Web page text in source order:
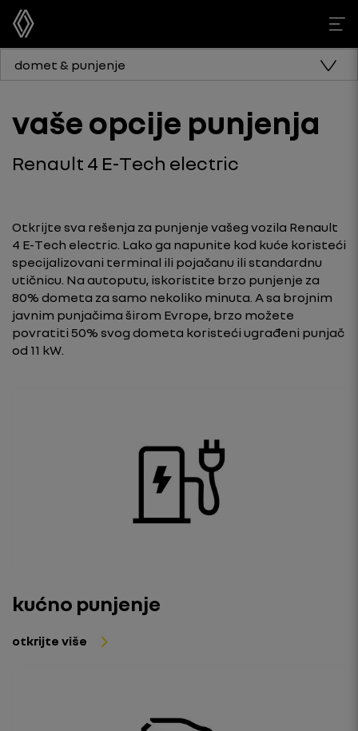
domet & punjenje
vaše opcije punjenja
Renault 4 E-Tech electric
Otkrijte sva rešenja za punjenje vašeg vozila Renault
4 E-Tech electric. Lako ga napunite kod kuće koristeći
specijalizovani terminal ili pojačanu ili standardnu
utičnicu. Na autoputu, iskoristite brzo punjenje za
80% dometa za samo nekoliko minuta. A sa brojnim
javnim punjačima širom Evrope, brzo možete
povratiti 50% svog dometa koristeći ugrađeni punjač
od 11 kW.
kućno punjenje
otkrijte više